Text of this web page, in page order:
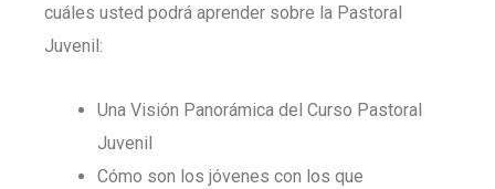
cuáles usted podrá aprender sobre la Pastoral
Juvenil:
Una Visión Panorámica del Curso Pastoral
Juvenil
Cómo son los jóvenes con los que